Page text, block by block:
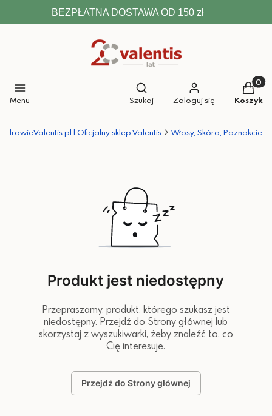
BEZPŁATNA DOSTAWA OD 150 zł
Menu
Otwórz wyszukiwarkę
Szukaj Zaloguj się Koszyk
ZdrowieValentis.pl | Oficjalny sklep Valentis Włosy, Skóra, Paznokcie
Produkt jest niedostępny
Przepraszamy, produkt, którego szukasz jest
niedostępny. Przejdź do Strony głównej lub
skorzystaj z wyszukiwarki, żeby znaleźć to, co
Cię interesuje.
Przejdź do Strony głównej